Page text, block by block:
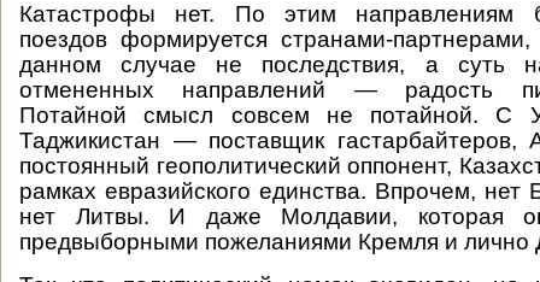
Катастрофы нет. По этим направлениям
поездов формируется странами-
данном случае не последствия, а суть
отмененных направлений — радость
Потайной смысл совсем не потайной. С
Таджикистан — поставщик гастарбайтеров,
постоянный геополитический оппонент,
рамках евразийского единства. Впрочем, нет
нет Литвы. И даже Молдавии, которая
предвыборными пожеланиями Кремля и лично